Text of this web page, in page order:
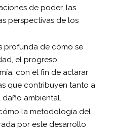
de poder, las
perspectivas de los
profunda de cómo se
el progreso
con el fin de aclarar
que contribuyen tanto a
ambiental.
la metodología del
por este desarrollo